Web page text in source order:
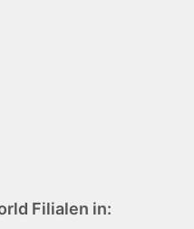
Filialen in: